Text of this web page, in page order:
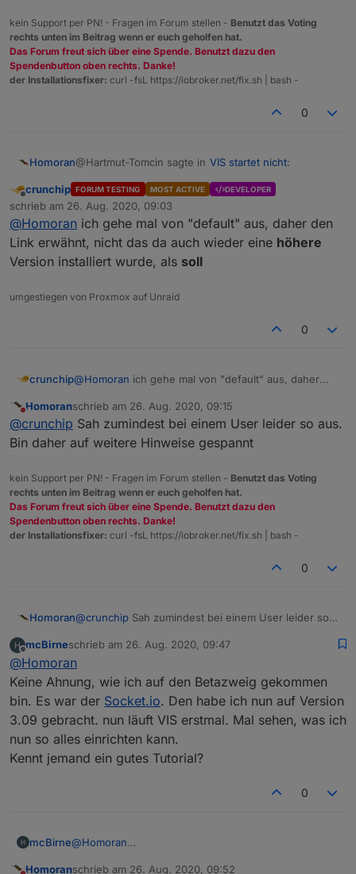
kein Support per PN! - Fragen im Forum stellen - Benutzt das Voting
rechts unten im Beitrag wenn er euch geholfen hat.
Das Forum freut sich über eine Spende. Benutzt dazu den
Spendenbutton oben rechts. Danke!
der Installationsfixer: curl -fsL https://iobroker.net/fix.sh | bash -
0
Homoran@Hartmut-Tomcin sagte in VIS startet nicht:
Da es meine Erstinstallation ist
wieso bist du als Einsteiger denn im Betatester-
Zweig?
Offline
crunchip FORUM TESTING MOST ACTIVE DEVELOPER
schrieb am 26. Aug. 2020, 09:03
zuletzt editiert von
@Homoran ich gehe mal von "default" aus, daher den
Link erwähnt, nicht das da auch wieder eine höhere
Version installiert wurde, als soll
umgestiegen von Proxmox auf Unraid
0
crunchip@Homoran ich gehe mal von "default" aus, daher
höhere Version installiert wurde, als
Nicht stören
Homoranschrieb am 26. Aug. 2020, 09:15
zuletzt editiert von
@crunchip Sah zumindest bei einem User leider so aus.
Bin daher auf weitere Hinweise gespannt
kein Support per PN! - Fragen im Forum stellen - Benutzt das Voting
rechts unten im Beitrag wenn er euch geholfen hat.
Das Forum freut sich über eine Spende. Benutzt dazu den
Spendenbutton oben rechts. Danke!
der Installationsfixer: curl -fsL https://iobroker.net/fix.sh | bash -
0
Homoran@crunchip Sah zumindest bei einem User leider so
Bin daher auf weitere Hinweise gespannt
Offline
mcBirneschrieb am 26. Aug. 2020, 09:47
zuletzt editiert von
@Homoran
Keine Ahnung, wie ich auf den Betazweig gekommen
bin. Es war der Socket.io. Den habe ich nun auf Version
3.09 gebracht. nun läuft VIS erstmal. Mal sehen, was ich
nun so alles einrichten kann.
Kennt jemand ein gutes Tutorial?
0
mcBirne@Homoran
Homoranschrieb am 26. Aug. 2020, 09:52